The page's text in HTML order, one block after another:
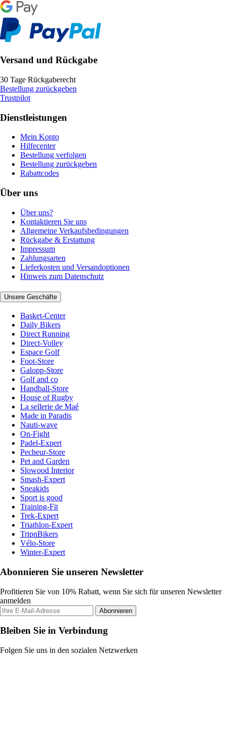
Versand und Rückgabe
30 Tage Rückgaberecht
Bestellung zurückgeben
Trustpilot
Dienstleistungen
Mein Konto
Hilfecenter
Bestellung verfolgen
Bestellung zurückgeben
Rabattcodes
Über uns
Über uns?
Kontaktieren Sie uns
Allgemeine Verkaufsbedingungen
Rückgabe & Erstattung
Impressum
Zahlungsarten
Lieferkosten und Versandoptionen
Hinweis zum Datenschutz
Unsere Geschäfte
Basket-Center
Daily Bikers
Direct Running
Direct-Volley
Espace Golf
Foot-Store
Galopp-Store
Golf and co
Handball-Store
House of Rugby
La sellerie de Maé
Made in Paradis
Nauti-wave
On-Fight
Padel-Expert
Pecheur-Store
Pet and Garden
Slowood Interior
Smash-Expert
Sneakids
Sport is good
Training-Fit
Trek-Expert
Triathlon-Expert
TripnBikers
Vélo-Store
Winter-Expert
Abonnieren Sie unseren Newsletter
Profitieren Sie von 10% Rabatt, wenn Sie sich für unseren Newsletter
anmelden
Abonnieren
Bleiben Sie in Verbindung
Folgen Sie uns in den sozialen Netzwerken